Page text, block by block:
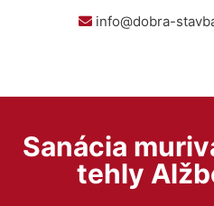
info@dobra-
Sanácia
tehly